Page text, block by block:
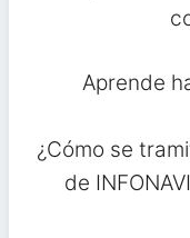
Aprende
¿Cómo se
de